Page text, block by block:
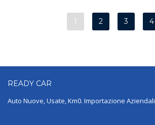
1 2 3 4
READY CAR
Auto Nuove, Usate, Km0. Importazione Aziendali